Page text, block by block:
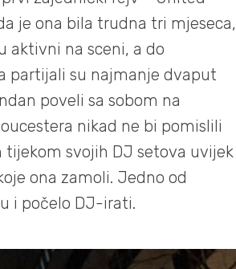
je ona bila trudna tri mjeseca,
aktivni na sceni, a do
partijali su najmanje dvaput
poveli sa sobom na
nikad ne bi pomislili
tijekom svojih DJ setova uvijek
ona zamoli. Jedno od
i počelo DJ-irati.